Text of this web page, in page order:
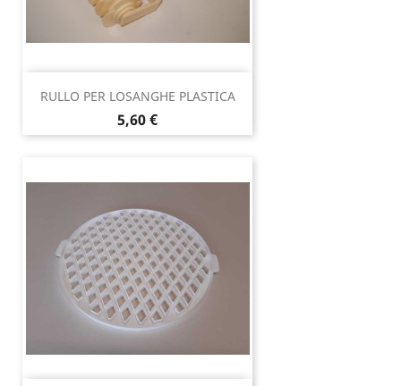
RULLO PER LOSANGHE PLASTICA
Prezzo
5,60 €